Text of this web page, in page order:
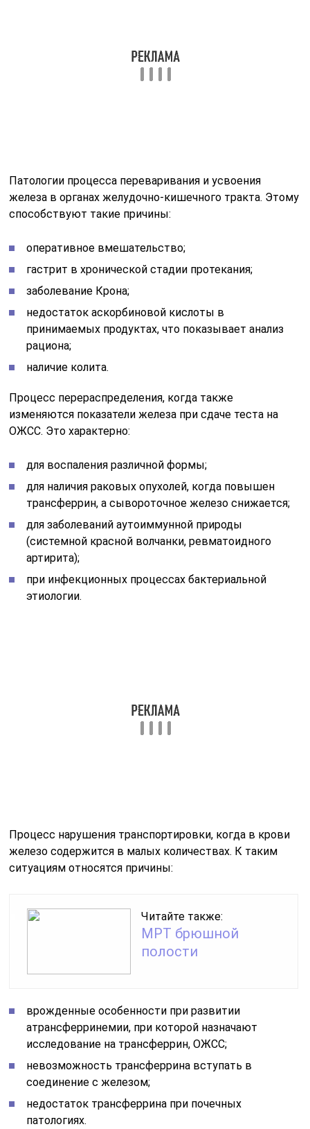
гастрит в хронической стадии протекания;
Процесс перераспределения, когда также
изменяются показатели железа при сдаче теста на
ОЖСС. Это характерно:
для воспаления различной формы;
для наличия раковых опухолей, когда повышен
трансферрин, а сывороточное железо снижается;
для заболеваний аутоиммунной природы
(системной красной волчанки, ревматоидного
артирита);
при инфекционных процессах бактериальной
Процесс нарушения транспортировки, когда в крови
железо содержится в малых количествах. К таким
Читайте также:
МРТ брюшной
полости
врожденные особенности при развитии
В крови уровень железа является показывающим
общее состояние пациента
здоровья и профилактики различных заболеваний. В
силу различных обстоятельств норма сывороточного
железа в крови может быть превышена или снижена
Выявление отклонение показателей необходимо для
организма.